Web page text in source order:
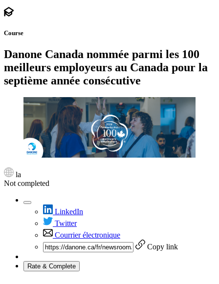
Course
Danone Canada nommée parmi les 100
meilleurs employeurs au Canada pour la
septième année consécutive
la
Not completed
LinkedIn
Twitter
Courrier électronique
Copy link
Rate & Complete